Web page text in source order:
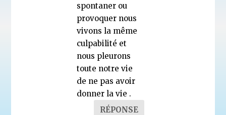
spontaner ou
provoquer nous
vivons la même
culpabilité et
nous pleurons
toute notre vie
de ne pas avoir
donner la vie .
RÉPONSE